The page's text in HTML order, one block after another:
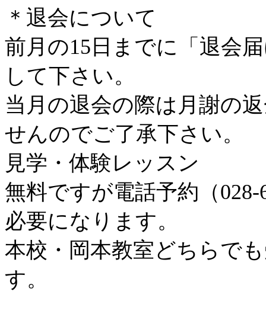
＊退会について
前月の15日までに「退会
して下さい。
当月の退会の際は月謝の
せんのでご了承下さい。
見学・体験レッスン
無料ですが電話予約（028-
必要になります。
本校・岡本教室どちらで
す。